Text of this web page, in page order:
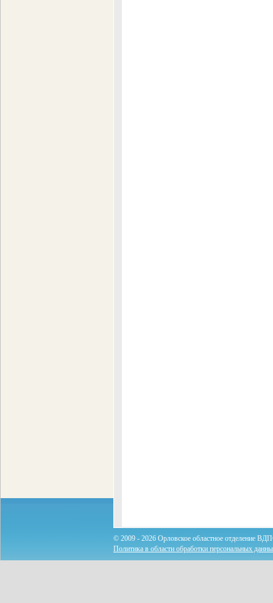
© 2009 - 2026 Орловское областное отделение
Политика в области обработки персональных